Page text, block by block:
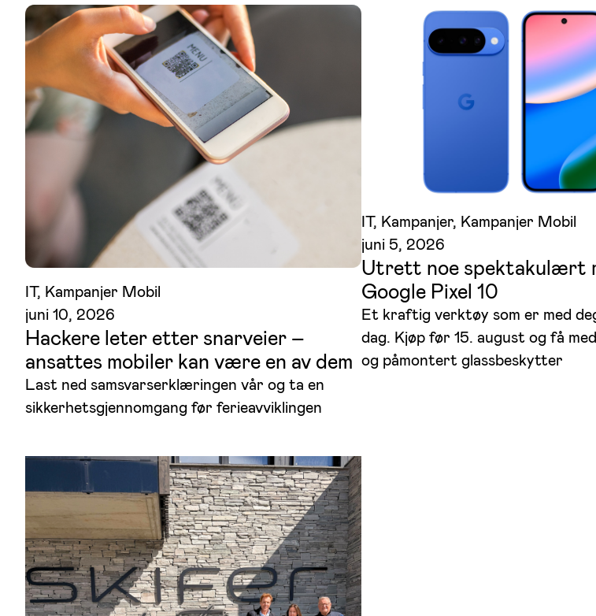
IT, Kampanjer Mobil
juni 10, 2026
Hackere leter etter snarveier –
ansattes mobiler kan være en av dem
Last ned samsvarserklæringen vår og ta en
sikkerhetsgjennomgang før ferieavviklingen
IT, Kampanjer, Kampanjer Mobil
juni 5, 2026
Utrett noe spektakulært
Google Pixel 10
Et kraftig verktøy som er med
dag. Kjøp før 15. august og få
og påmontert glassbeskytter